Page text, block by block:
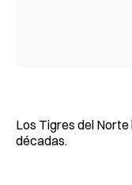
Los Tigres del
décadas.